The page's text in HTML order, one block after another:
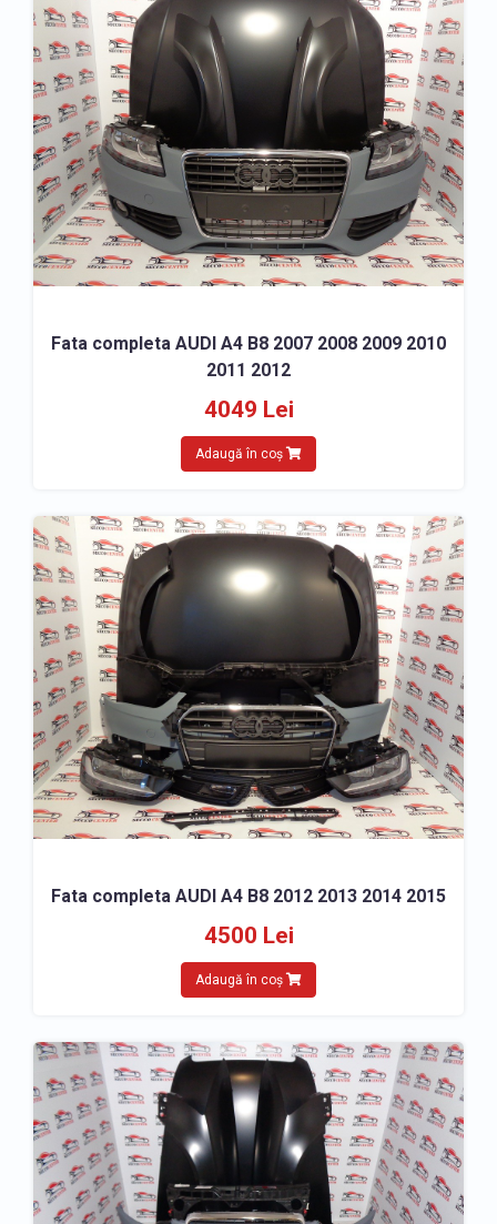
Fata completa AUDI A4 B8 2007 2008 2009 2010
2011 2012
4049 Lei
Adaugă în coș
Fata completa AUDI A4 B8 2012 2013 2014 2015
4500 Lei
Adaugă în coș